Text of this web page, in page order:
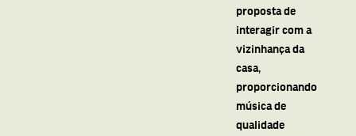
proposta de
interagir com a
vizinhança da
casa,
proporcionando
música de
qualidade